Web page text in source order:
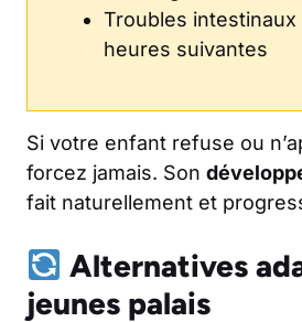
Troubles intestinaux
heures suivantes
Si votre enfant refuse ou
forcez jamais. Son
fait naturellement et
Alternatives
jeunes palais